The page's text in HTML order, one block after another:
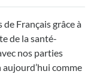
Français grâce à
de la santé-
nos parties
comme